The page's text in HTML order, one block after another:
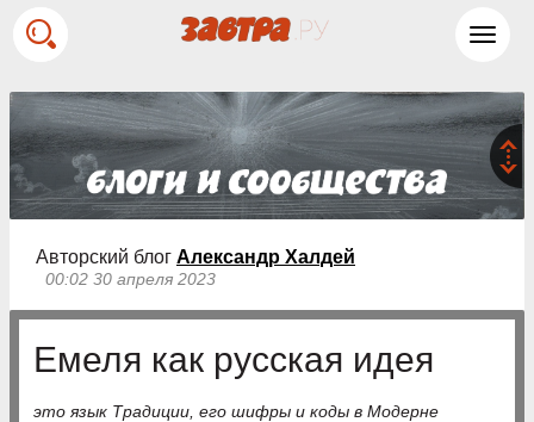
Авторский блог Александр Халдей
00:02 30 апреля 2023
Емеля как русская идея
это язык Традиции, его шифры и коды в Модерне